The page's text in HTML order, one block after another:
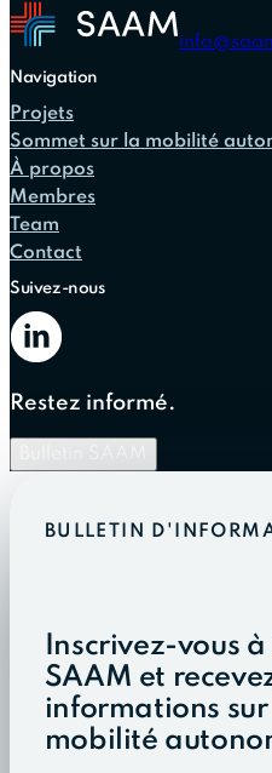
Alternative:
Navigation
Projets
Sommet sur la mobilité
À propos
Membres
Team
Contact
Suivez-nous
Restez informé.
BULLETIN
Inscrivez-vous
SAAM et
informations
mobilité